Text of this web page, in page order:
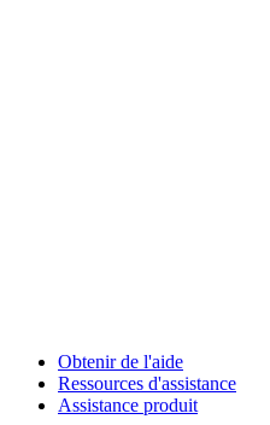
Obtenir de l'aide
Ressources d'assistance
Assistance produit